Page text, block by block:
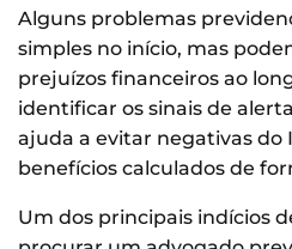
Alguns problemas
simples no início, mas
prejuízos financeiros ao
identificar os sinais de
ajuda a evitar negativas do
benefícios calculados de
Um dos principais indícios